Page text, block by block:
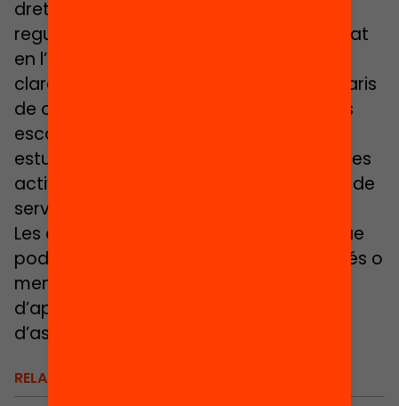
drets individuals, que asseguressin la
regularitat de la participació de l’alumnat
en l’activitat educativa a les escoles, la
claredat en els períodes o intervals horaris
de custòdia dels menors per part de les
escoles, i la seguretat i benestar dels
estudiants (especialment, pel que fa a les
activitats autònomes que impliquin l’ús de
serveis escolars).
Les concrecions dels temps escolars que
podrien apartar-se dels estàndards, més o
menys comuns, actuals s’haurien
d’aprovar, autoritzar i avaluar per tal
d’assegurar la seva optimització.
RELACIONATS